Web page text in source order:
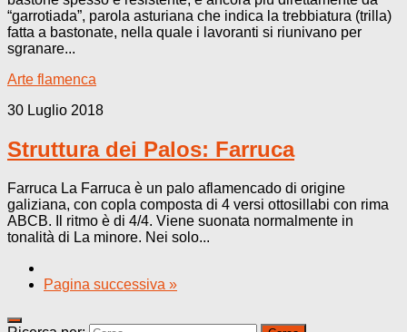
“garrotiada”, parola asturiana che indica la trebbiatura (trilla)
fatta a bastonate, nella quale i lavoranti si riunivano per
sgranare...
Arte flamenca
30 Luglio 2018
Struttura dei Palos: Farruca
Farruca La Farruca è un palo aflamencado di origine
galiziana, con copla composta di 4 versi ottosillabi con rima
ABCB. Il ritmo è di 4/4. Viene suonata normalmente in
tonalità di La minore. Nei solo...
Pagina successiva »